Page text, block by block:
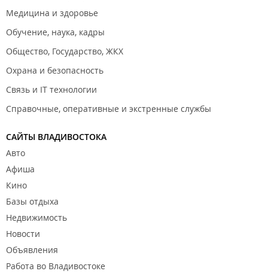
Медицина и здоровье
Обучение, наука, кадры
Общество, Государство, ЖКХ
Охрана и безопасность
Связь и IT технологии
Справочные, оперативные и экстренные службы
САЙТЫ ВЛАДИВОСТОКА
Авто
Афиша
Кино
Базы отдыха
Недвижимость
Новости
Объявления
Работа во Владивостоке